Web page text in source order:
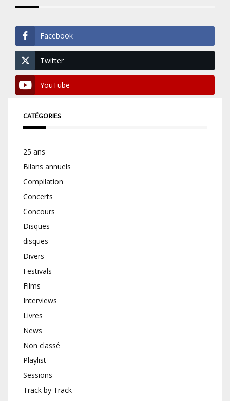
Facebook
Twitter
YouTube
CATÉGORIES
25 ans
Bilans annuels
Compilation
Concerts
Concours
Disques
disques
Divers
Festivals
Films
Interviews
Livres
News
Non classé
Playlist
Sessions
Track by Track